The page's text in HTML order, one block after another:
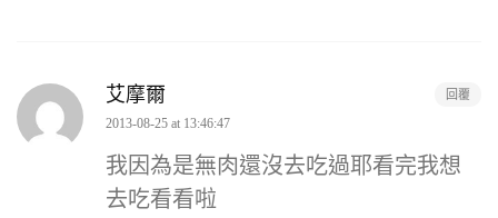
艾摩爾
2013-08-25 at 13:46:47
我因為是無肉還沒去吃過耶看完我想
去吃看看啦
回覆